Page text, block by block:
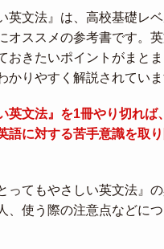
英文法』は、高校基礎レ
オススメの参考書です。
おきたいポイントがまとま
かりやすく解説されていま
英文法』を1冊やり切れば
語に対する苦手意識を取
ってもやさしい英文法』
、使う際の注意点などに